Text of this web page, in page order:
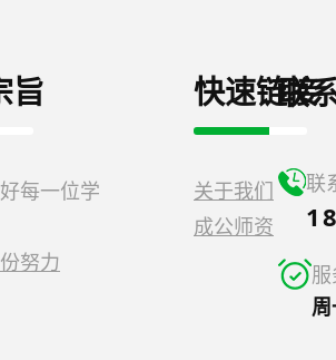
旨
每一位学
努力
快速链接
关于我们
成公师资
联
联
服